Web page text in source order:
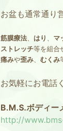
お盆も通常通り
筋膜療法 はり マ
ストレッチ等を組合
痛みや歪み むくみ
お気軽にお電話
B.M.S.ボディー
http://